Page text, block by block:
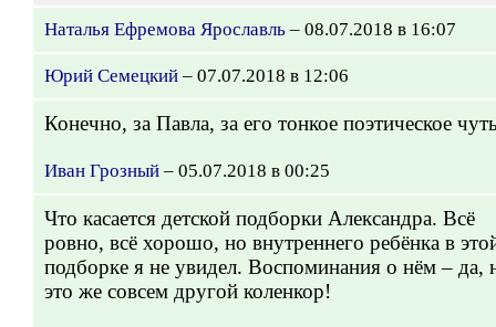
Наталья Ефремова Ярославль – 08.07.2018 в 16:07
Юрий Семецкий – 07.07.2018 в 12:06
Конечно, за Павла, за его тонкое поэтическое
Иван Грозный – 05.07.2018 в 00:25
Что касается детской подборки Александра. Всё
ровно, всё хорошо, но внутреннего ребёнка в
подборке я не увидел. Воспоминания о нём – да,
это же совсем другой коленкор!